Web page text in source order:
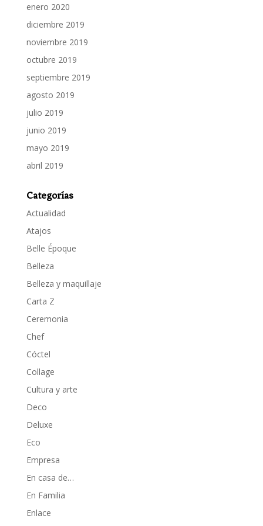
enero 2020
diciembre 2019
noviembre 2019
octubre 2019
septiembre 2019
agosto 2019
julio 2019
junio 2019
mayo 2019
abril 2019
Categorías
Actualidad
Atajos
Belle Époque
Belleza
Belleza y maquillaje
Carta Z
Ceremonia
Chef
Cóctel
Collage
Cultura y arte
Deco
Deluxe
Eco
Empresa
En casa de…
En Familia
Enlace